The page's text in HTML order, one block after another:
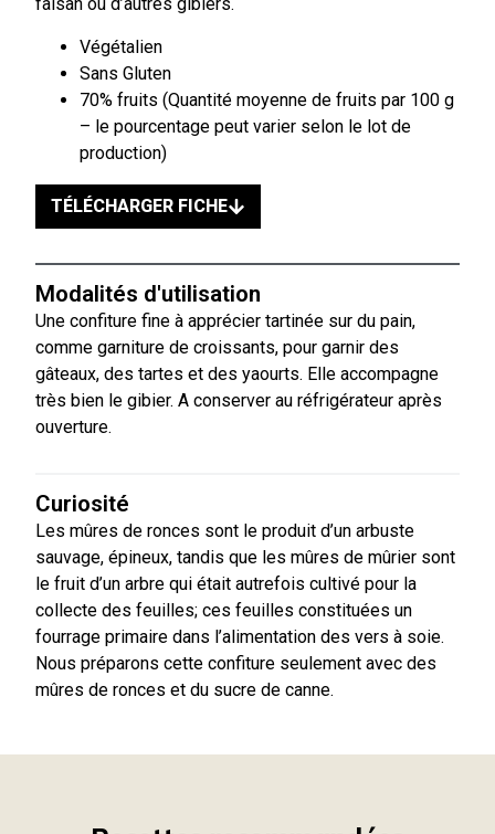
Végétalien
Sans Gluten
70% fruits (Quantité moyenne de fruits par 100 g
– le pourcentage peut varier selon le lot de
production)
TÉLÉCHARGER FICHE
Modalités d'utilisation
Une confiture fine à apprécier tartinée sur du pain,
comme garniture de croissants, pour garnir des
gâteaux, des tartes et des yaourts. Elle accompagne
très bien le gibier. A conserver au réfrigérateur après
ouverture.
Curiosité
Les mûres de ronces sont le produit d’un arbuste
sauvage, épineux, tandis que les mûres de mûrier sont
le fruit d’un arbre qui était autrefois cultivé pour la
collecte des feuilles; ces feuilles constituées un
fourrage primaire dans l’alimentation des vers à soie.
Nous préparons cette confiture seulement avec des
mûres de ronces et du sucre de canne.